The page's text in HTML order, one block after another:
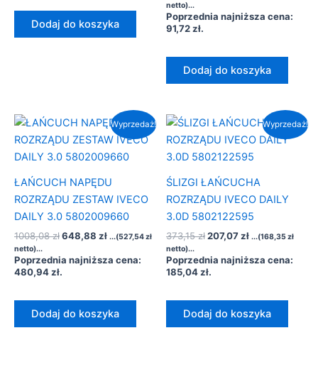
Dodaj do koszyka
netto)...
Poprzednia najniższa cena:
91,72zł.
Dodaj do koszyka
Wyprzedaż!
ŁAŃCUCH NAPĘDU
ROZRZĄDU ZESTAW IVECO
DAILY 3.0 5802009660
1008,08zł
Pierwotna
wynosiła:
1008,08 zł.
648,88 zł
Aktualna
cena
wynosi:
648,88 zł.
...(527,54zł
netto)...
Poprzednia najniższa cena:
480,94zł.
Dodaj do koszyka
Wyprzedaż!
ŚLIZGI ŁAŃCUCHA
ROZRZĄDU IVECO DAILY
3.0D 5802122595
373,15zł
Pierwotna
wynosiła:
373,15 zł.
207,07zł
Aktualna
cena
wynosi:
207,07 zł.
...(168,35zł
netto)...
Poprzednia najniższa cena:
185,04zł.
Dodaj do koszyka